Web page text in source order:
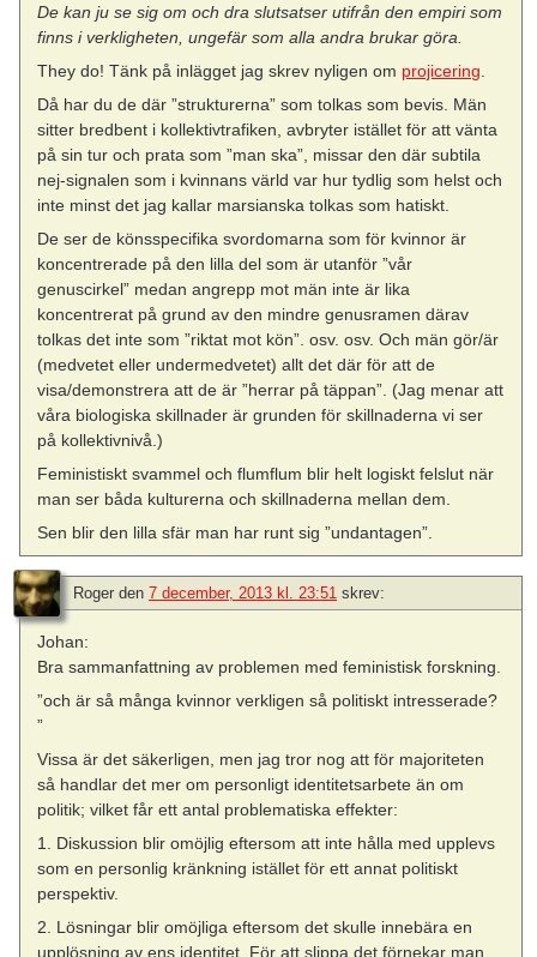
De kan ju se sig om och dra slutsatser utifrån den empiri som
finns i verkligheten, ungefär som alla andra brukar göra.
They do! Tänk på inlägget jag skrev nyligen om projicering
Då har du de där ”strukturerna” som tolkas som bevis. Män
sitter bredbent i kollektivtrafiken, avbryter istället för att vänta
på sin tur och prata som ”man ska”, missar den där subtila
nej-signalen som i kvinnans värld var hur tydlig som helst och
inte minst det jag kallar marsianska tolkas som hatiskt.
De ser de könsspecifika svordomarna som för kvinnor är
koncentrerade på den lilla del som är utanför ”vår
genuscirkel” medan angrepp mot män inte är lika
koncentrerat på grund av den mindre genusramen därav
tolkas det inte som ”riktat mot kön”. osv. osv. Och män gör/är
(medvetet eller undermedvetet) allt det där för att de
visa/demonstrera att de är ”herrar på täppan”. (Jag menar att
våra biologiska skillnader är grunden för skillnaderna vi ser
på kollektivnivå.)
Feministiskt svammel och flumflum blir helt logiskt felslut när
man ser båda kulturerna och skillnaderna mellan dem.
Sen blir den lilla sfär man har runt sig ”undantagen”.
Roger den 7 december, 2013 kl. 23:51 skrev:
Johan:
Bra sammanfattning av problemen med feministisk forskning.
”och är så många kvinnor verkligen så politiskt intresserade?
”
Vissa är det säkerligen, men jag tror nog att för majoriteten
så handlar det mer om personligt identitetsarbete än om
politik; vilket får ett antal problematiska effekter:
1. Diskussion blir omöjlig eftersom att inte hålla med upplevs
som en personlig kränkning istället för ett annat politiskt
perspektiv.
2. Lösningar blir omöjliga eftersom det skulle innebära en
upplösning av ens identitet. För att slippa det förnekar man